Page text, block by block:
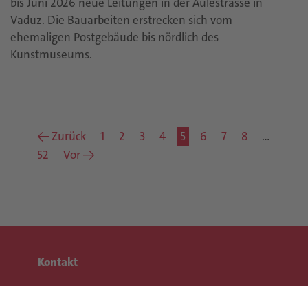
Vaduz. Die Bauarbeiten erstrecken sich vom
ehemaligen Postgebäude bis nördlich des
Kunstmuseums.
← Zurück 1 2 3 4 5 6 7 8
…
52
Vor →
Kontakt